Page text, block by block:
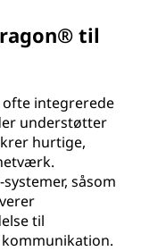
til
integrerede
understøtter
hurtige,
såsom
til